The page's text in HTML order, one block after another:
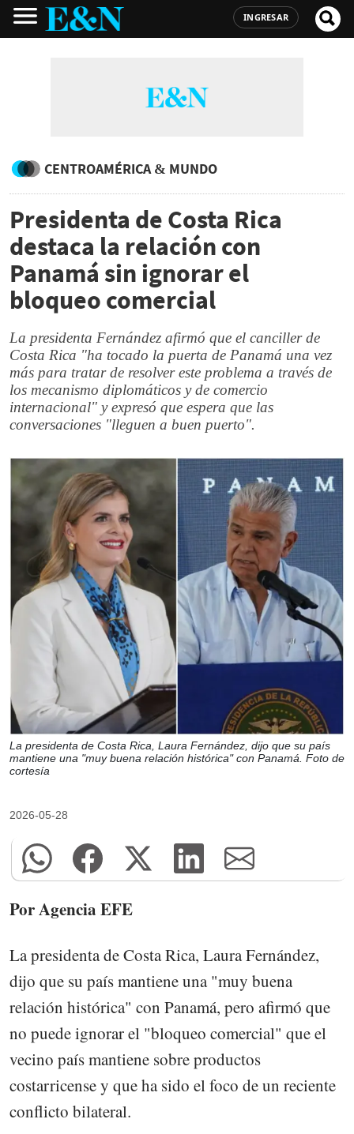
INGRESAR
CENTROAMÉRICA & MUNDO
Presidenta de Costa Rica
destaca la relación con
Panamá sin ignorar el
bloqueo comercial
La presidenta Fernández afirmó que el canciller de
Costa Rica "ha tocado la puerta de Panamá una vez
más para tratar de resolver este problema a través de
los mecanismo diplomáticos y de comercio
internacional" y expresó que espera que las
conversaciones "lleguen a buen puerto".
La presidenta de Costa Rica, Laura Fernández, dijo que su país
mantiene una "muy buena relación histórica" con Panamá. Foto de
cortesía
2026-05-28
Por Agencia EFE
La presidenta de Costa Rica, Laura Fernández,
dijo que su país mantiene una "muy buena
relación histórica" con Panamá, pero afirmó que
no puede ignorar el "bloqueo comercial" que el
vecino país mantiene sobre productos
costarricense y que ha sido el foco de un reciente
conflicto bilateral.